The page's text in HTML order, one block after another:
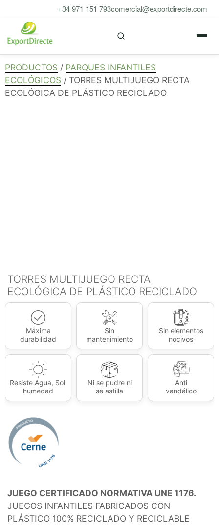
contenido
+34 971 151 793comercial@exportdirecte.com
PRODUCTOS / PARQUES INFANTILES
ECOLÓGICOS / TORRES MULTIJUEGO RECTA
ECOLÓGICA DE PLÁSTICO RECICLADO
TORRES MULTIJUEGO RECTA
ECOLÓGICA DE PLÁSTICO RECICLADO
Máxima
durabilidad
Sin
mantenimiento
Sin elementos
nocivos
Resiste Agua, Sol,
humedad
Ni se pudre ni
se astilla
Anti
vandálico
JUEGO CERTIFICADO NORMATIVA UNE 1176.
JUEGOS INFANTILES FABRICADOS CON
PLÁSTICO 100% RECICLADO Y RECICLABLE